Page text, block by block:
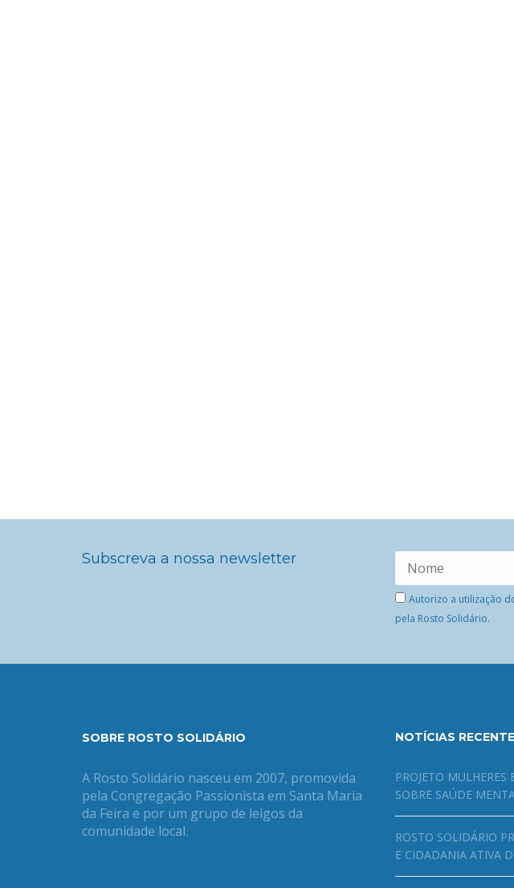
Subscreva a nossa newsletter
Autorizo a utilização
pela Rosto Solidário.
SOBRE ROSTO SOLIDÁRIO
A Rosto Solidário nasceu em 2007, promovida
pela Congregação Passionista em Santa Maria
da Feira e por um grupo de leigos da
comunidade local.
NOTÍCIAS
PROJETO
SOBRE SAÚDE
ROSTO SOLIDÁRIO
E CIDADANIA ATIVA